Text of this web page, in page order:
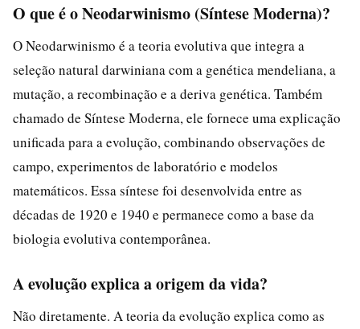
O que é o Neodarwinismo (Síntese Moderna)?
O Neodarwinismo é a teoria evolutiva que integra a
seleção natural darwiniana com a genética mendeliana, a
mutação, a recombinação e a deriva genética. Também
chamado de Síntese Moderna, ele fornece uma explicação
unificada para a evolução, combinando observações de
campo, experimentos de laboratório e modelos
matemáticos. Essa síntese foi desenvolvida entre as
décadas de 1920 e 1940 e permanece como a base da
biologia evolutiva contemporânea.
A evolução explica a origem da vida?
Não diretamente. A teoria da evolução explica como as